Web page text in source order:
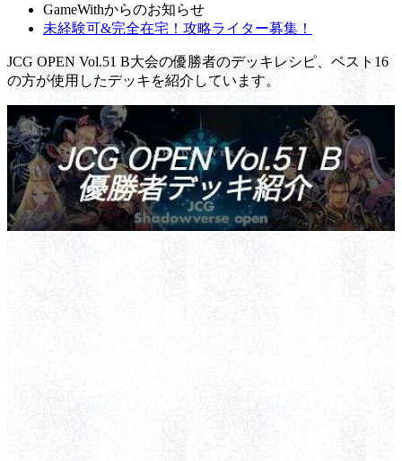
GameWithからのお知らせ
未経験可&完全在宅！攻略ライター募集！
JCG OPEN Vol.51 B大会の優勝者のデッキレシピ、ベスト16
の方が使用したデッキを紹介しています。